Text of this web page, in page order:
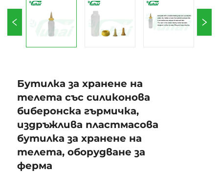
Бутилка за хранене на
телета със силиконова
биберонска гърмичка,
издръжлива пластмасова
бутилка за хранене на
телета, оборудване за
ферма